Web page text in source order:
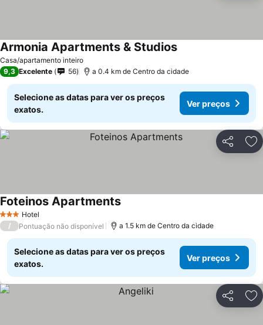
Casa/apartamento inteiro
Armonia Apartments & Studios
9,3 Excelente 56 a 0.4 km de Centro da cidade
Selecione as datas para ver os preços
exatos.
Ver preços
Partilhar
3 EstrelasHotel
Foteinos Apartments
/ Pontuação não disponível a 1.5 km de Centro da cidade
Selecione as datas para ver os preços
exatos.
Ver preços
Partilhar